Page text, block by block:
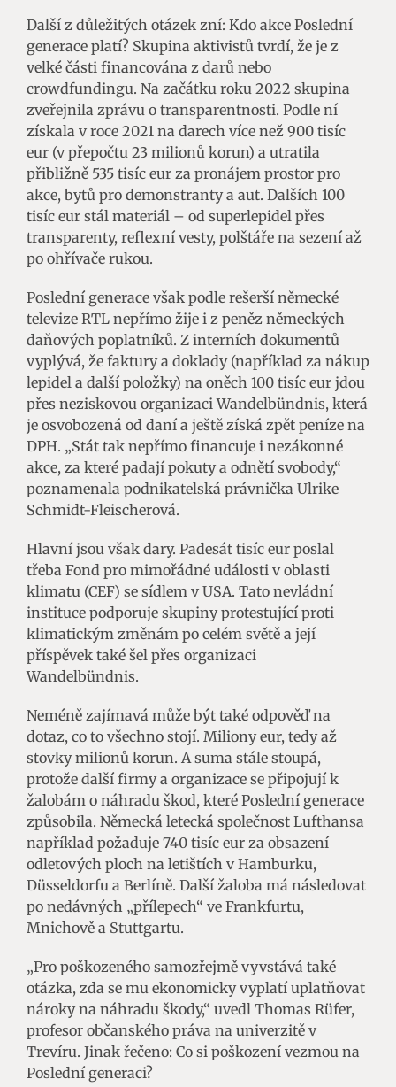
Další z důležitých otázek zní: Kdo akce Poslední
generace platí? Skupina aktivistů tvrdí, že je z
velké části financována z darů nebo
crowdfundingu. Na začátku roku 2022 skupina
zveřejnila zprávu o transparentnosti. Podle ní
získala v roce 2021 na darech více než 900 tisíc
eur (v přepočtu 23 milionů korun) a utratila
přibližně 535 tisíc eur za pronájem prostor pro
akce, bytů pro demonstranty a aut. Dalších 100
tisíc eur stál materiál – od superlepidel přes
transparenty, reflexní vesty, polštáře na sezení až
po ohřívače rukou.
Poslední generace však podle rešerší německé
televize RTL nepřímo žije i z peněz německých
daňových poplatníků. Z interních dokumentů
vyplývá, že faktury a doklady (například za nákup
lepidel a další položky) na oněch 100 tisíc eur jdou
přes neziskovou organizaci Wandelbündnis, která
je osvobozená od daní a ještě získá zpět peníze na
DPH. „Stát tak nepřímo financuje i nezákonné
akce, za které padají pokuty a odnětí svobody,“
poznamenala podnikatelská právnička Ulrike
Schmidt-Fleischerová.
Hlavní jsou však dary. Padesát tisíc eur poslal
třeba Fond pro mimořádné události v oblasti
klimatu (CEF) se sídlem v USA. Tato nevládní
instituce podporuje skupiny protestující proti
klimatickým změnám po celém světě a její
příspěvek také šel přes organizaci
Wandelbündnis.
Neméně zajímavá může být také odpověď na
dotaz, co to všechno stojí. Miliony eur, tedy až
stovky milionů korun. A suma stále stoupá,
protože další firmy a organizace se připojují k
žalobám o náhradu škod, které Poslední generace
způsobila. Německá letecká společnost Lufthansa
například požaduje 740 tisíc eur za obsazení
odletových ploch na letištích v Hamburku,
Düsseldorfu a Berlíně. Další žaloba má následovat
po nedávných „přílepech“ ve Frankfurtu,
Mnichově a Stuttgartu.
„Pro poškozeného samozřejmě vyvstává také
otázka, zda se mu ekonomicky vyplatí uplatňovat
nároky na náhradu škody,“ uvedl Thomas Rüfer,
profesor občanského práva na univerzitě v
Trevíru. Jinak řečeno: Co si poškození vezmou na
Poslední generaci?